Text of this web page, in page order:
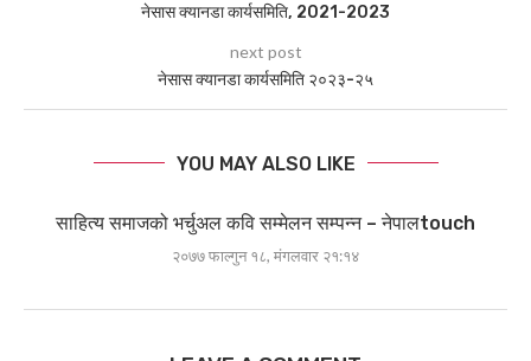
नेसास क्यानडा कार्यसमिति, 2021-2023
next post
नेसास क्यानडा कार्यसमिति २०२३-२५
YOU MAY ALSO LIKE
साहित्य समाजको भर्चुअल कवि सम्मेलन सम्पन्न – नेपालtouch
२०७७ फाल्गुन १८, मंगलवार २१:१४